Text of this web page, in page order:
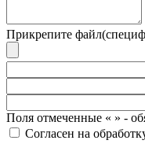
Прикрепите
Поля отмеченные « » -
Согласен на